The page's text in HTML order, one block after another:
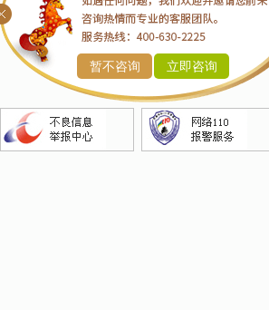
暂不咨询 立即咨询
商标命名
产品命名
企业命名
专家阵容